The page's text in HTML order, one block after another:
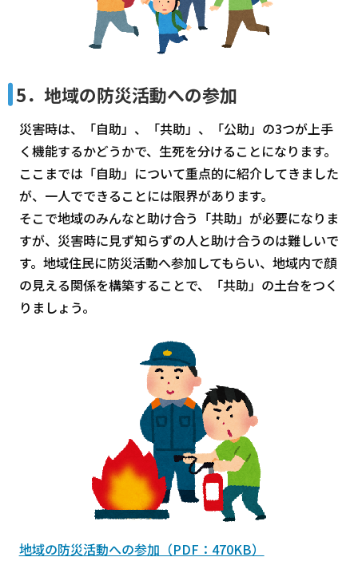
5．地域の防災活動への参加
災害時は、「自助」、「共助」、「公助」の3つが上手
く機能するかどうかで、生死を分けることになります。
ここまでは「自助」について重点的に紹介してきました
が、一人でできることには限界があります。
そこで地域のみんなと助け合う「共助」が必要になりま
すが、災害時に見ず知らずの人と助け合うのは難しいで
す。地域住民に防災活動へ参加してもらい、地域内で顔
の見える関係を構築することで、「共助」の土台をつく
りましょう。
地域の防災活動への参加（PDF：470KB）